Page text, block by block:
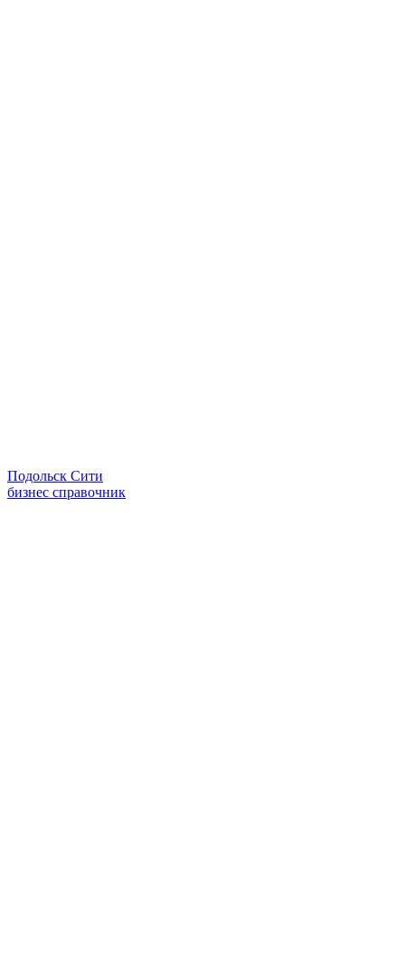
Подольск Сити
бизнес справочник